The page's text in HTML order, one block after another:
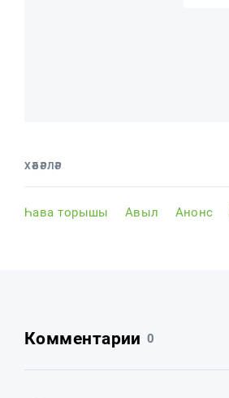
ХӘБӘРЛӘР
Һава торышы Авыл Анонс
Комментарии 0